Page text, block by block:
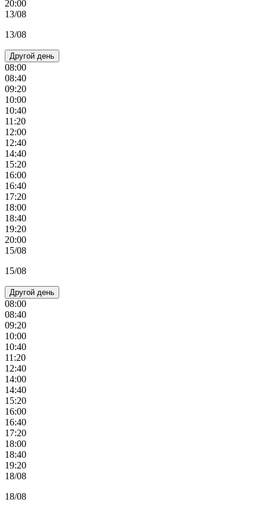
20:00
13/08
13/08
Другой день
08:00
08:40
09:20
10:00
10:40
11:20
12:00
12:40
14:40
15:20
16:00
16:40
17:20
18:00
18:40
19:20
20:00
15/08
15/08
Другой день
08:00
08:40
09:20
10:00
10:40
11:20
12:40
14:00
14:40
15:20
16:00
16:40
17:20
18:00
18:40
19:20
18/08
18/08